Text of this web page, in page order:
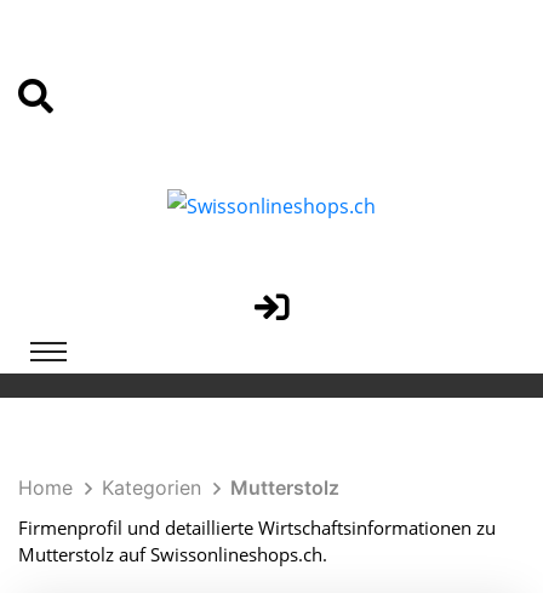
Home Kategorien
Mutterstolz
Firmenprofil und detaillierte Wirtschaftsinformationen zu
Mutterstolz auf Swissonlineshops.ch.